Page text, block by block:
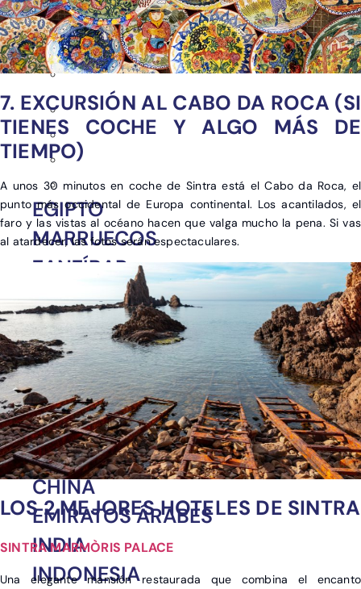
EGIPTO
MARRUECOS
ZANZÍBAR
ARGENTINA
COLOMBIA
LAS BAHAMAS
MÉXICO
PERÚ
REPÚBLICA
DOMINICANA
CHINA
EMIRATOS ÁRABES
INDIA
INDONESIA
7. EXCURSIÓN AL CABO DA ROCA (SI
TIENES COCHE Y ALGO MÁS DE
TIEMPO)
A unos 30 minutos en coche de Sintra está elCabo da Roca, el
punto más occidental de Europa continental. Los acantilados, el
faro y las vistas al océano hacen que valga mucho la pena. Si vas
al atardecer, las fotos serán espectaculares.
LOS 2 MEJORES HOTELES DE SINTRA
SINTRA MARMÒRIS PALACE
Una elegante mansión restaurada que combina el encanto